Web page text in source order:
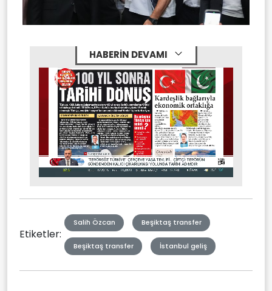
HABERİN DEVAMI
Mute Stream
Etiketler:
Salih Özcan Beşiktaş transfer
Beşiktaş transfer İstanbul geliş